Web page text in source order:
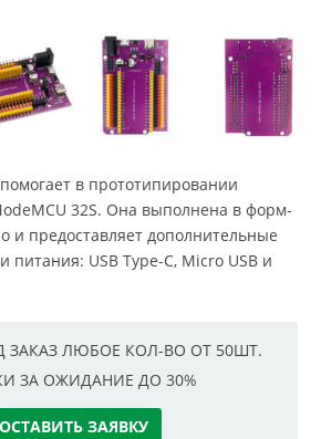
в прототипировании
32S. Она выполнена в форм-
и предоставляет дополнительные
питания: USB Type-C, Micro USB и
ЗАКАЗ ЛЮБОЕ КОЛ-ВО ОТ 50ШТ.
ЗА ОЖИДАНИЕ ДО 30%
ОСТАВИТЬ ЗАЯВКУ